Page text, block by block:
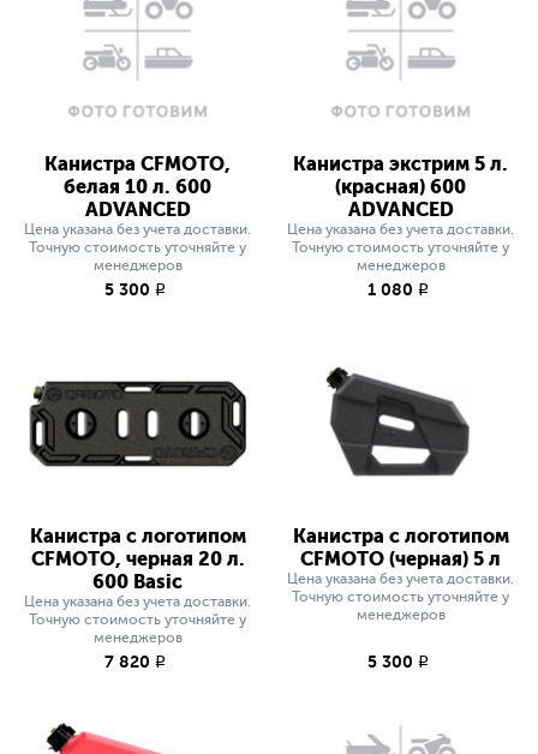
Канистра CFMOTO,
белая 10 л. 600
ADVANCED
Цена указана без учета доставки.
Точную стоимость уточняйте у
менеджеров
5 300 q
Канистра экстрим 5 л.
(красная) 600
ADVANCED
Цена указана без учета доставки.
Точную стоимость уточняйте у
менеджеров
1 080 q
Канистра с логотипом
CFMOTO, черная 20 л.
600 Basic
Цена указана без учета доставки.
Точную стоимость уточняйте у
менеджеров
7 820 q
Канистра с логотипом
CFMOTO (черная) 5 л
Цена указана без учета доставки.
Точную стоимость уточняйте у
менеджеров
5 300 q